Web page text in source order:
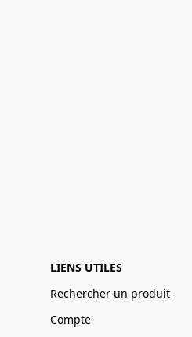
LIENS UTILES
Rechercher un produit
Compte